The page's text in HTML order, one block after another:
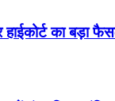
का बड़ा